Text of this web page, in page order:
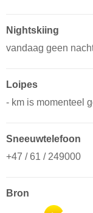
Nightskiing
vandaag geen
Loipes
- km is momenteel
Sneeuwtelefoon
+47 / 61 / 249000
Bron